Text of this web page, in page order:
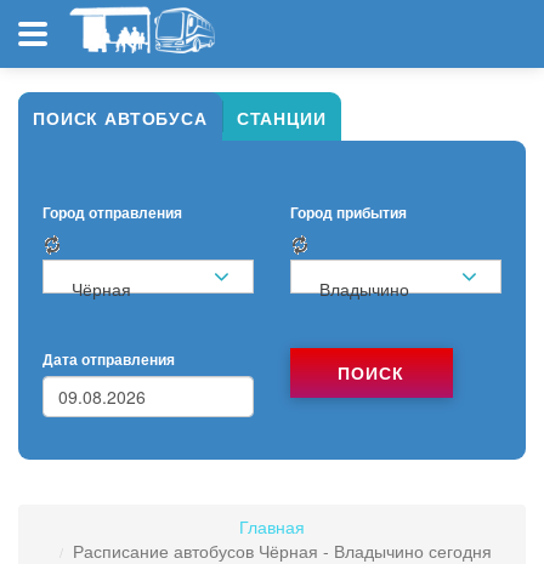
ПОИСК АВТОБУСА СТАНЦИИ
Город отправления
Чёрная
Город прибытия
Владычино
Дата отправления
ПОИСК
Главная
Расписание автобусов Чёрная - Владычино сегодня